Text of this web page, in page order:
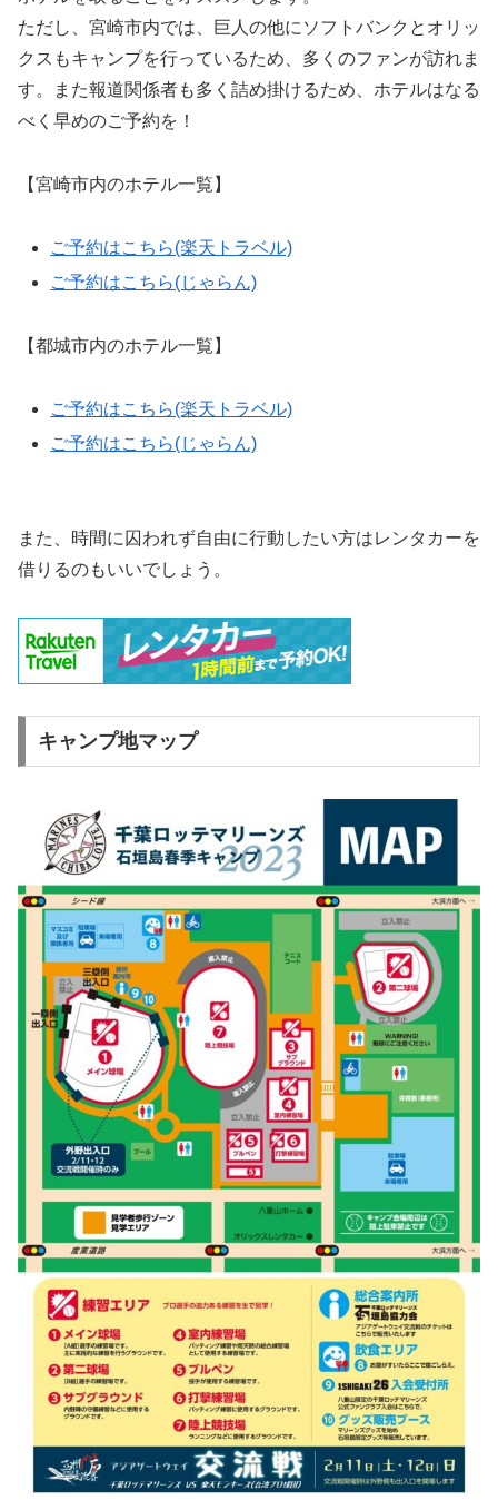
ただし、宮崎市内では、巨人の他にソフトバンクとオリッ
クスもキャンプを行っているため、多くのファンが訪れま
す。また報道関係者も多く詰め掛けるため、ホテルはなる
べく早めのご予約を！
【宮崎市内のホテル一覧】
ご予約はこちら(楽天トラベル)
ご予約はこちら(じゃらん)
【都城市内のホテル一覧】
ご予約はこちら(楽天トラベル)
ご予約はこちら(じゃらん)
また、時間に囚われず自由に行動したい方はレンタカーを
借りるのもいいでしょう。
キャンプ地マップ